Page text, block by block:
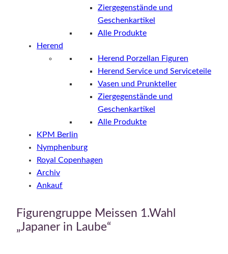
Ziergegenstände und
Geschenkartikel
Alle Produkte
Herend
Herend Porzellan Figuren
Herend Service und Serviceteile
Vasen und Prunkteller
Ziergegenstände und
Geschenkartikel
Alle Produkte
KPM Berlin
Nymphenburg
Royal Copenhagen
Archiv
Ankauf
Figurengruppe Meissen 1.Wahl
„Japaner in Laube“